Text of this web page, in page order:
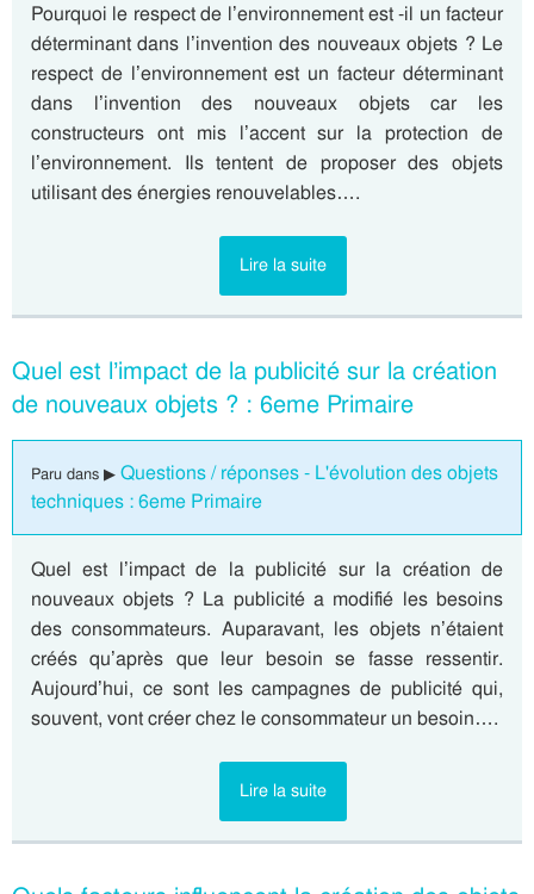
Pourquoi le respect de l’environnement est -il un facteur
déterminant dans l’invention des nouveaux objets ? Le
respect de l’environnement est un facteur déterminant
dans l’invention des nouveaux objets car les
constructeurs ont mis l’accent sur la protection de
l’environnement. Ils tentent de proposer des objets
utilisant des énergies renouvelables….
Lire la suite
Quel est l’impact de la publicité sur la création
de nouveaux objets ? : 6eme Primaire
Paru dans ▶ Questions / réponses - L'évolution des objets
techniques : 6eme Primaire
Quel est l’impact de la publicité sur la création de
nouveaux objets ? La publicité a modifié les besoins
des consommateurs. Auparavant, les objets n’étaient
créés qu’après que leur besoin se fasse ressentir.
Aujourd’hui, ce sont les campagnes de publicité qui,
souvent, vont créer chez le consommateur un besoin….
Lire la suite